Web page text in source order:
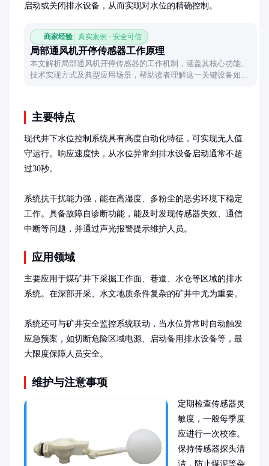
启动或关闭排水设备，从而实现对水位的精确控制。
商家经验 真实案例 · 安全可信
局部通风机开停传感器工作原理
本文解析局部通风机开停传感器的工作机制，涵盖其核心功能、
技术实现方式及典型应用场景，帮助读者理解这一关键设备如何
主要特点
现代井下水位控制系统具有高度自动化特征，可实现无人值
守运行。响应速度快，从水位异常到排水设备启动通常不超
过30秒。
系统抗干扰能力强，能在高湿度、多粉尘的恶劣环境下稳定
工作。具备故障自诊断功能，能及时发现传感器失效、通信
中断等问题，并通过声光报警提示维护人员。
应用领域
主要应用于煤矿井下采掘工作面、巷道、水仓等区域的排水
系统。在深部开采、水文地质条件复杂的矿井中尤为重要。
系统还可与矿井安全监控系统联动，当水位异常时自动触发
应急预案，如切断危险区域电源、启动备用排水设备等，最
大限度保障人员安全。
维护与注意事项
定期检查传感器灵
敏度，一般每季度
应进行一次校准。
保持传感器探头清
洁，防止煤泥等杂